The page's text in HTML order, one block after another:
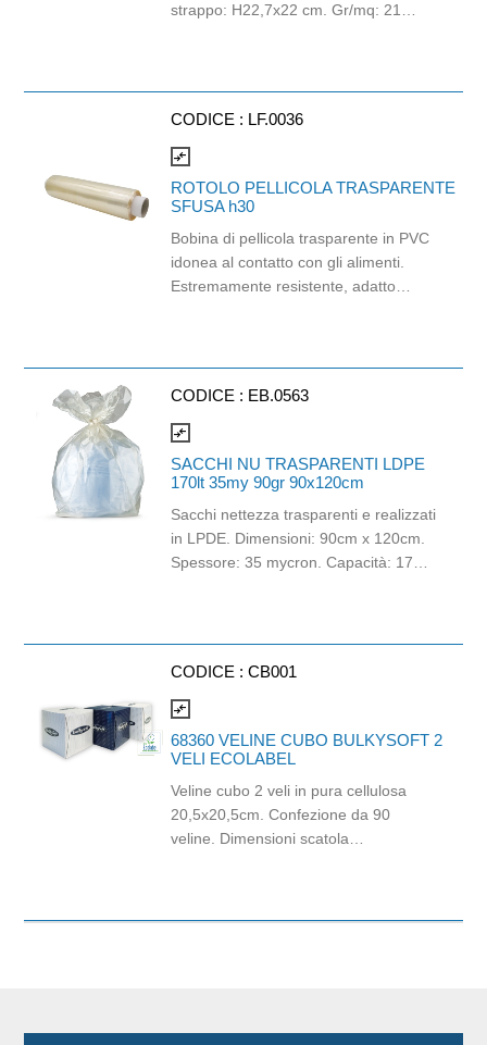
strappo: H22,7x22 cm. Gr/mq: 21
CODICE : LF.0036
compare_arrows
ROTOLO PELLICOLA TRASPARENTE
SFUSA h30
Bobina di pellicola trasparente in PVC
idonea al contatto con gli alimenti.
Estremamente resistente, adatto
cercano un prodotto affidabile e di
altissima qualità per la conservazione
degli alimenti. Colore: champagne
CODICE : EB.0563
compare_arrows
SACCHI NU TRASPARENTI LDPE
170lt 35my 90gr 90x120cm
Sacchi nettezza trasparenti e realizzati
in LPDE. Dimensioni: 90cm x 120cm.
Spessore: 35 mycron. Capacità: 170lt.
CODICE : CB001
compare_arrows
68360 VELINE CUBO BULKYSOFT 2
VELI ECOLABEL
Veline cubo 2 veli in pura cellulosa
20,5x20,5cm. Confezione da 90
veline. Dimensioni scatola